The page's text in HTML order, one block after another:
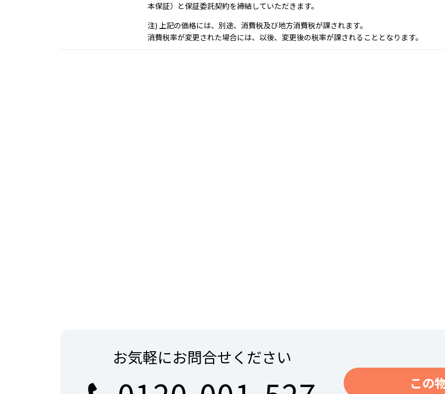
本保証）と保証委託契約を締結していただきます。
注) 上記の価格には、別途、消費税及び地方消費税が課されます。
消費税率が変更された場合には、以後、変更後の税率が課されることとなります。
お気軽にお問合せください
この